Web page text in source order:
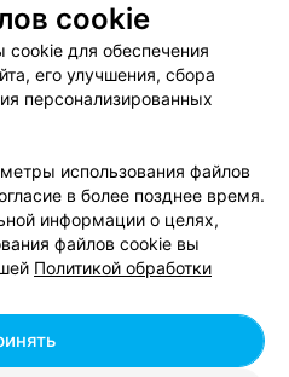
Способы оплаты
использованию сервиса
соглашение
сотрудничества
relax.by
настройки cookie
данных
cookie
cookie для обеспечения
его улучшения, сбора
персонализированных
использования файлов
в более позднее время.
информации о целях,
файлов cookie вы
Политикой обработки